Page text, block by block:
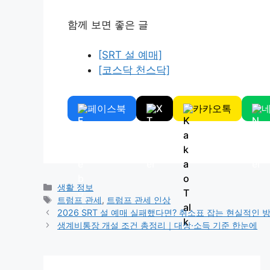
함께 보면 좋은 글
[SRT 설 예매]
[코스닥 천스닥]
페이스북 X 카카오톡
Categories
생활 정보
Tags
트럼프 관세, 트럼프 관세 인상
2026 SRT 설 예매 실패했다면? 취소표 잡는 현실적인
생계비통장 개설 조건 총정리｜대상·소득 기준 한눈에